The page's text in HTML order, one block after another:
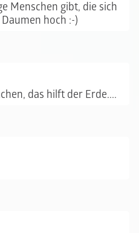
Menschen gibt, die sich
hoch :-)
das hilft der Erde....